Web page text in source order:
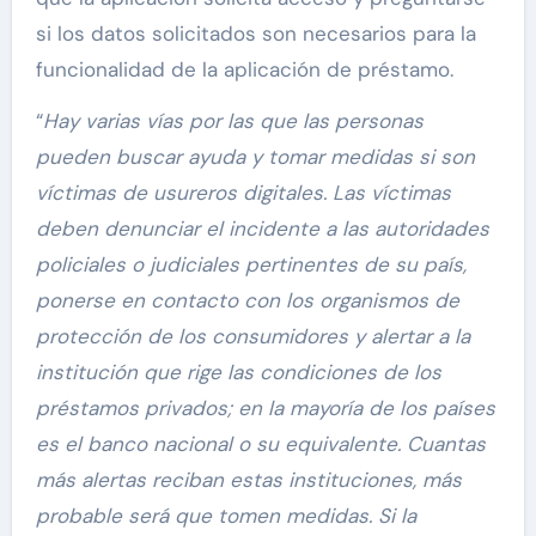
si los datos solicitados son necesarios para la
funcionalidad de la aplicación de préstamo.
“Hay varias vías por las que las personas
pueden buscar ayuda y tomar medidas si son
víctimas de usureros digitales. Las víctimas
deben denunciar el incidente a las autoridades
policiales o judiciales pertinentes de su país,
ponerse en contacto con los organismos de
protección de los consumidores y alertar a la
institución que rige las condiciones de los
préstamos privados; en la mayoría de los países
es el banco nacional o su equivalente. Cuantas
más alertas reciban estas instituciones, más
probable será que tomen medidas. Si la